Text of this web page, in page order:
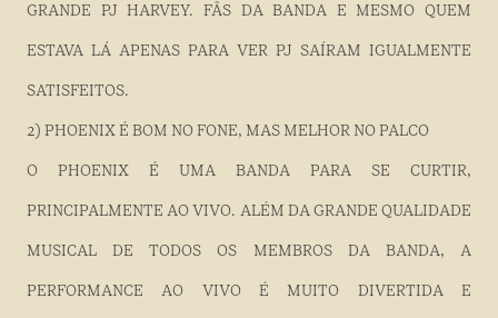
GRANDE PJ HARVEY. FÃS DA BANDA E MESMO QUEM
ESTAVA LÁ APENAS PARA VER PJ SAÍRAM IGUALMENTE
SATISFEITOS.
2) PHOENIX É BOM NO FONE, MAS MELHOR NO PALCO
O PHOENIX É UMA BANDA PARA SE CURTIR,
PRINCIPALMENTE AO VIVO. ALÉM DA GRANDE QUALIDADE
MUSICAL DE TODOS OS MEMBROS DA BANDA, A
PERFORMANCE AO VIVO É MUITO DIVERTIDA E